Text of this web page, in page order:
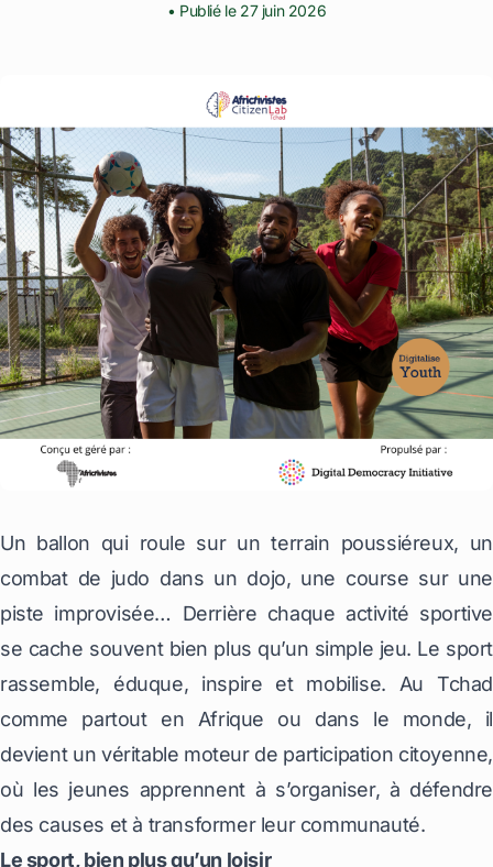
• Publié le 27 juin 2026
Un ballon qui roule sur un terrain poussiéreux, un
combat de judo dans un dojo, une course sur une
piste improvisée… Derrière chaque activité sportive
se cache souvent bien plus qu’un simple jeu. Le sport
rassemble, éduque, inspire et mobilise. Au Tchad
comme partout en Afrique ou dans le monde, il
devient un véritable moteur de participation citoyenne,
où les jeunes apprennent à s’organiser, à défendre
des causes et à transformer leur communauté.
Le sport, bien plus qu’un loisir